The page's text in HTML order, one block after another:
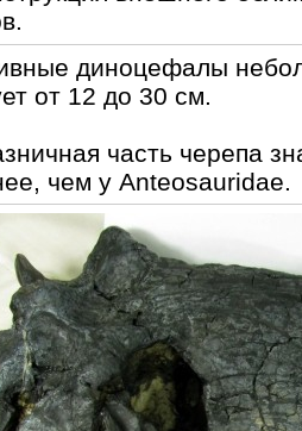
диноцефалы
от 12 до 30 см.
часть черепа
чем у Anteosauridae.